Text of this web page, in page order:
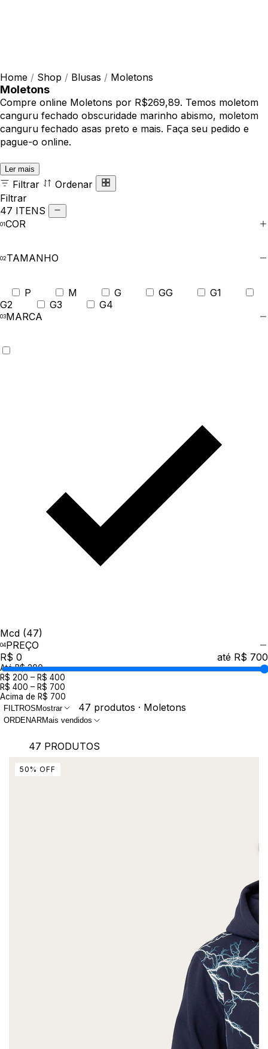
Home / Shop / Blusas / Moletons
Moletons
Compre online Moletons por R$269,89. Temos moletom
canguru fechado obscuridade marinho abismo, moletom
canguru fechado asas preto e mais. Faça seu pedido e
pague-o online.
Ler mais
Filtrar
Ordenar
Filtrar
47 ITENS
COR
TAMANHO
P M G GG
G1
G2
G3
G4
MARCA
Mcd (47)
PREÇO
R$ 0
até R$ 700
Até R$ 200
R$ 200 – R$ 400
R$ 400 – R$ 700
Acima de R$ 700
FILTROS Mostrar 47 produtos · Moletons
ORDENARMais vendidos
47 PRODUTOS
50 % OFF